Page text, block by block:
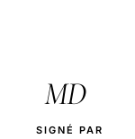
MD
SIGNÉ PAR